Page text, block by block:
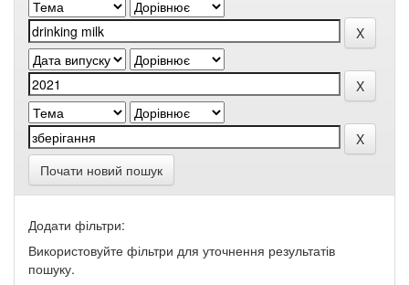
Почати новий пошук
Додати фільтри:
Використовуйте фільтри для уточнення результатів
пошуку.